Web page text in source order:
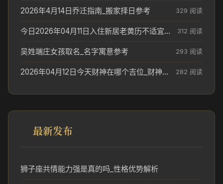
2026年4月14日乔迁指南_搬家择日参考 329 阅读
今日2026年04月11日入住新居老黄历不适宜吗_搬家择日参考 312 阅读
吴姓端庄女孩取名_名字寓意参考 293 阅读
2026年04月12日今天财神在哪个吉位_财神方位参考 282 阅读
最新发布
狮子座共情能力强是真的吗_性格优势解析